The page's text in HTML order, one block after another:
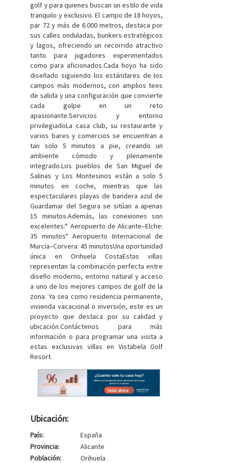
golf y para quienes buscan un estilo de vida
tranquilo y exclusivo. El campo de 18 hoyos,
par 72 y más de 6.000 metros, destaca por
sus calles onduladas, bunkers estratégicos
y lagos, ofreciendo un recorrido atractivo
tanto para jugadores experimentados
como para aficionados.Cada hoyo ha sido
diseñado siguiendo los estándares de los
campos más modernos, con amplios tees
de salida y una configuración que convierte
cada golpe en un reto
apasionante.Servicios y entorno
privilegiadoLa casa club, su restaurante y
varios bares y comercios se encuentran a
tan solo 5 minutos a pie, creando un
ambiente cómodo y plenamente
integrado.Los pueblos de San Miguel de
Salinas y Los Montesinos están a solo 5
minutos en coche, mientras que las
espectaculares playas de bandera azul de
Guardamar del Segura se sitúan a apenas
15 minutos.Además, las conexiones son
excelentes:* Aeropuerto de Alicante–Elche:
35 minutos* Aeropuerto Internacional de
Murcia–Corvera: 45 minutosUna oportunidad
única en Orihuela CostaEstas villas
representan la combinación perfecta entre
diseño moderno, entorno natural y acceso
a uno de los mejores campos de golf de la
zona. Ya sea como residencia permanente,
vivienda vacacional o inversión, este es un
proyecto que destaca por su calidad y
ubicación.Contáctenos para más
información o para programar una visita a
estas exclusivas villas en Vistabela Golf
Resort.
Ubicación:
País:
España
Provincia:
Alicante
Población:
Orihuela